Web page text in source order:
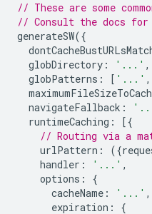
// These are some
// Consult the docs for
generateSW({
globDirectory : '...' ,
globPatterns : [ '...' ,
navigateFallback :
runtimeCaching :
[{
// Routing via a
urlPattern : ({
handler : '...' ,
options :
{
cacheName : '...' ,
expiration :
{